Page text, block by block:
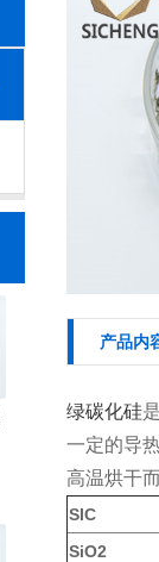
产品内
绿碳化硅
一定的导
高温烘干
SIC
SiO2